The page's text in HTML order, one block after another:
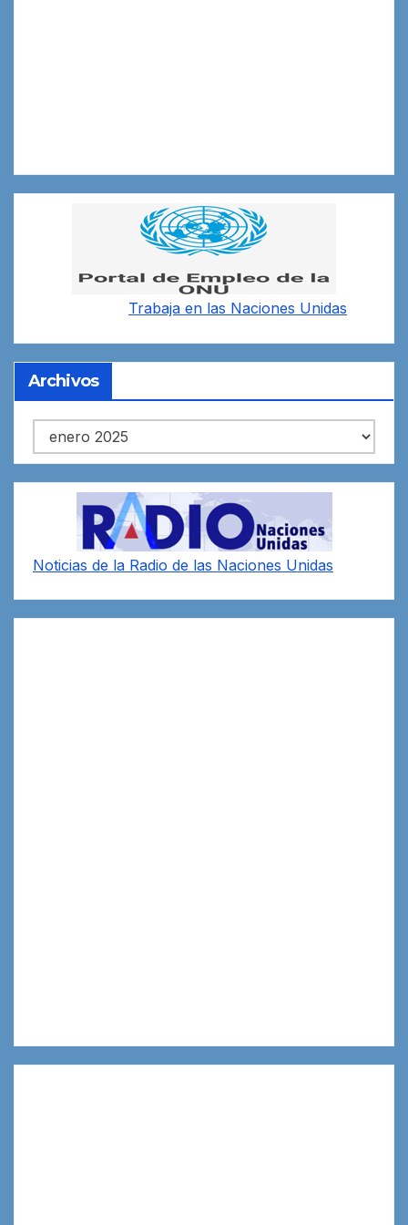
Trabaja en las Naciones Unidas
Archivos
Archivos
Noticias de la Radio de las Naciones Unidas